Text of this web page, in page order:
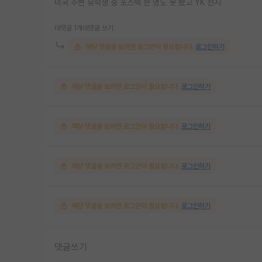
미국 주변 유학생 중 포스텍 한 명도 못 봤고 YK 천지
대댓글 1개 대댓글 쓰기
해당 댓글을 보려면 로그인이 필요합니다. 로그인하기
해당 댓글을 보려면 로그인이 필요합니다. 로그인하기
해당 댓글을 보려면 로그인이 필요합니다. 로그인하기
해당 댓글을 보려면 로그인이 필요합니다. 로그인하기
해당 댓글을 보려면 로그인이 필요합니다. 로그인하기
댓글쓰기